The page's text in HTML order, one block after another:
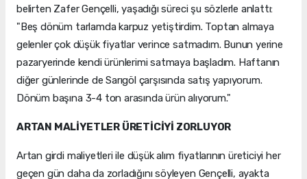
belirten Zafer Gençelli, yaşadığı süreci şu sözlerle anlattı:
"Beş dönüm tarlamda karpuz yetiştirdim. Toptan almaya
gelenler çok düşük fiyatlar verince satmadım. Bunun yerine
pazaryerinde kendi ürünlerimi satmaya başladım. Haftanın
diğer günlerinde de Sarıgöl çarşısında satış yapıyorum.
Dönüm başına 3-4 ton arasında ürün alıyorum."
ARTAN MALİYETLER ÜRETİCİYİ ZORLUYOR
Artan girdi maliyetleri ile düşük alım fiyatlarının üreticiyi her
geçen gün daha da zorladığını söyleyen Gençelli, ayakta